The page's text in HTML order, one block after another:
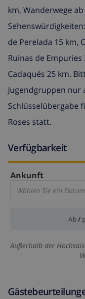
km, Wanderwege
de Perelada 15 km,
Ruinas de Empuries
Cadaqués 25 km.
Jugendgruppen nur
Schlüsselübergabe
Roses statt.
Verfügbarkeit
Ankunft
Wählen Sie ein Datum
Ab/
Außerhalb der